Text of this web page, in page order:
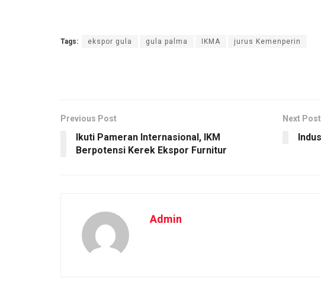
Tags: ekspor gula gula palma IKMA jurus Kemenperin
Previous Post
Ikuti Pameran Internasional, IKM
Berpotensi Kerek Ekspor Furnitur
Next Post
Admin